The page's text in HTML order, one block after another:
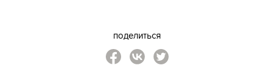
поделиться